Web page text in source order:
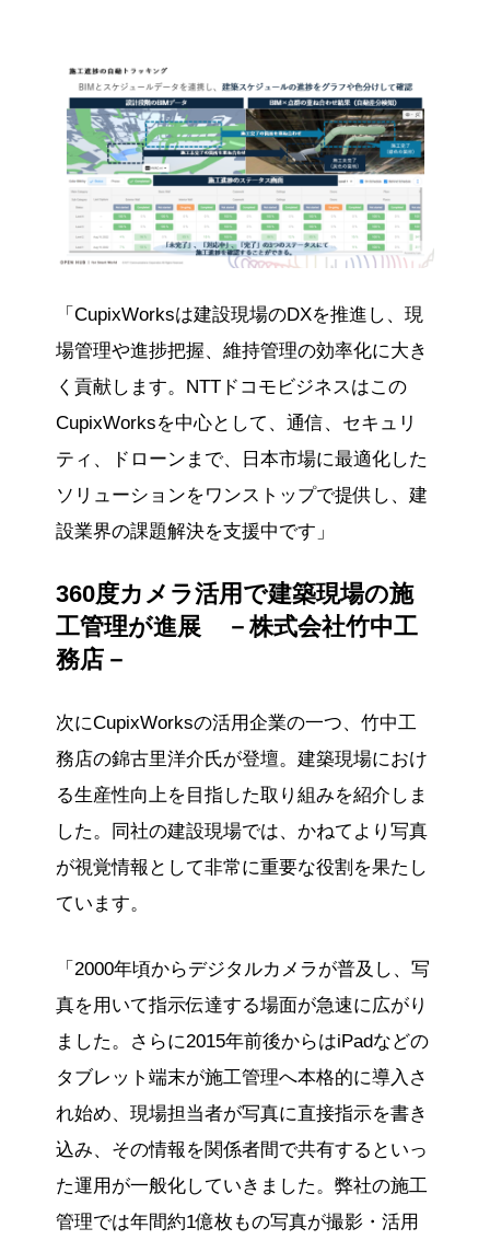
「CupixWorksは建設現場のDXを推進し、現
場管理や進捗把握、維持管理の効率化に大き
く貢献します。NTTドコモビジネスはこの
CupixWorksを中心として、通信、セキュリ
ティ、ドローンまで、日本市場に最適化した
ソリューションをワンストップで提供し、建
設業界の課題解決を支援中です」
360度カメラ活用で建築現場の施
工管理が進展 －株式会社竹中工
務店－
次にCupixWorksの活用企業の一つ、竹中工
務店の錦古里洋介氏が登壇。建築現場におけ
る生産性向上を目指した取り組みを紹介しま
した。同社の建設現場では、かねてより写真
が視覚情報として非常に重要な役割を果たし
ています。
「2000年頃からデジタルカメラが普及し、写
真を用いて指示伝達する場面が急速に広がり
ました。さらに2015年前後からはiPadなどの
タブレット端末が施工管理へ本格的に導入さ
れ始め、現場担当者が写真に直接指示を書き
込み、その情報を関係者間で共有するといっ
た運用が一般化していきました。弊社の施工
管理では年間約1億枚もの写真が撮影・活用